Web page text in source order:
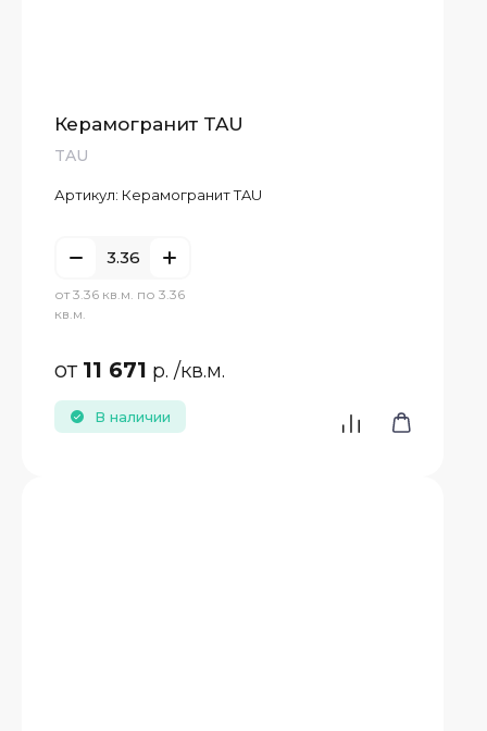
Керамогранит TAU
TAU
Артикул: Керамогранит TAU
от 3.36 кв.м. по 3.36
кв.м.
от 11 671 р. /кв.м.
В наличии